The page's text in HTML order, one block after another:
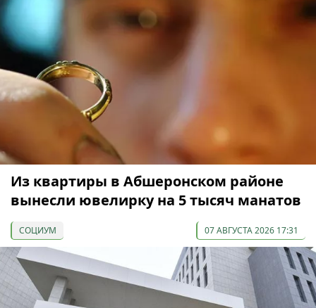
Из квартиры в Абшеронском районе
вынесли ювелирку на 5 тысяч манатов
СОЦИУМ 07 АВГУСТА 2026 17:31